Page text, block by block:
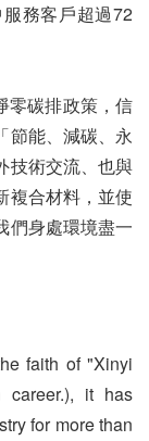
務客戶超過72
零碳排政策，信
節能、減碳、永
技術交流、也與
複合材料，並使
們身處環境盡一
faith of "Xinyi
career.), it has
for more than